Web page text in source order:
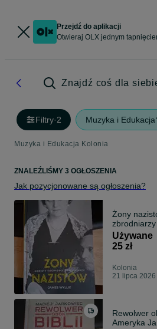
Przejdź do aplikacji
Otwieraj OLX jednym
Znajdź coś dla
Filtry·2 Muzyka i Edukacja
Muzyka i Edukacja Kolonia
ZNALEŹLIŚMY 3 OGŁOSZENIA
Jak pozycjonowane są ogłoszenia?
Żony
Używane
25 zł
Kolonia
21 lipca 2026
Rewolwer
Ameryka